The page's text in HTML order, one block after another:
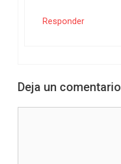
Responder
Deja un comentario